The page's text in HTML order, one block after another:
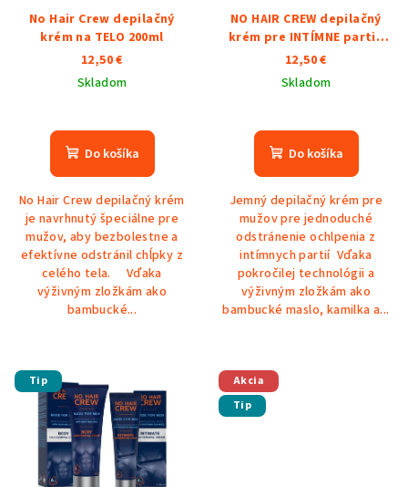
No Hair Crew depilačný
krém na TELO 200ml
12,50 €
Skladom
hodnotenie
produktu
z
5
hviezdičiek.
Do košíka
No Hair Crew depilačný krém
je navrhnutý špeciálne pre
mužov, aby bezbolestne a
efektívne odstránil chĺpky z
celého tela. Vďaka
výživným zložkám ako
bambucké...
NO HAIR CREW depilačný
krém pre INTÍMNE partie
100ml
12,50 €
Skladom
hodnotenie
produktu
z
5
hviezdičiek.
Do košíka
Jemný depilačný krém pre
mužov pre jednoduché
odstránenie ochlpenia z
intímnych partií Vďaka
pokročilej technológii a
výživným zložkám ako
bambucké maslo, kamilka a...
Tip
Akcia
Tip